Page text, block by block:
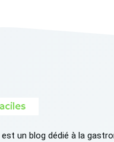
un blog dédié à la